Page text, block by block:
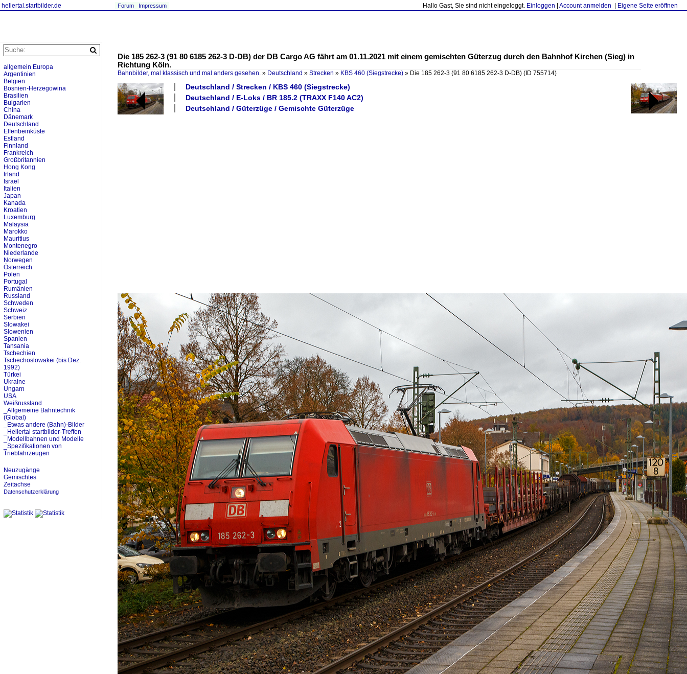
hellertal.startbilder.de Hallo Gast, Sie sind nicht eingeloggt. Einloggen Account anmelden Eigene Seite eröffnen
Forum Impressum
Die 185 262-3 (91 80 6185 262-3 D-DB) der DB Cargo AG fährt am 01.11.2021 mit einem gemischten Güterzug durch den Bahnhof Kirchen (Sieg) in
Richtung Köln.
Bahnbilder, mal klassisch und mal anders gesehen. » Deutschland » Strecken » KBS 460 (Siegstrecke) » Die 185 262-3 (91 80 6185 262-3 D-DB) (ID 755714)
Deutschland / Strecken / KBS 460 (Siegstrecke)
Deutschland / E-Loks / BR 185.2 (TRAXX F140 AC2)
Deutschland / Güterzüge / Gemischte Güterzüge
allgemein Europa
Argentinien
Belgien
Bosnien-Herzegowina
Brasilien
Bulgarien
China
Dänemark
Deutschland
Elfenbeinküste
Estland
Finnland
Frankreich
Großbritannien
Hong Kong
Irland
Israel
Italien
Japan
Kanada
Kroatien
Luxemburg
Malaysia
Marokko
Mauritius
Montenegro
Niederlande
Norwegen
Österreich
Polen
Portugal
Rumänien
Russland
Schweden
Schweiz
Serbien
Slowakei
Slowenien
Spanien
Tansania
Tschechien
Tschechoslowakei (bis Dez.
1992)
Türkei
Ukraine
Ungarn
USA
Weißrussland
_Allgemeine Bahntechnik
(Global)
_Etwas andere (Bahn)-Bilder
_Hellertal startbilder-Treffen
_Modellbahnen und Modelle
_Spezifikationen von
Triebfahrzeugen
Neuzugänge
Gemischtes
Zeitachse
Datenschutzerklärung